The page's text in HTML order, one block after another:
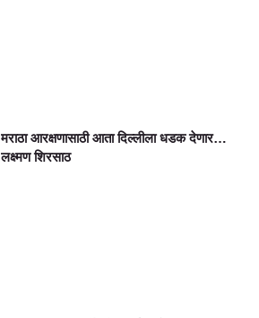
मराठा आरक्षणासाठी आता दिल्लीला धडक देणार…
लक्ष्मण शिरसाठ